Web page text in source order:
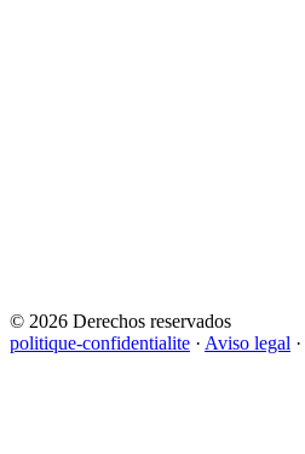
© 2026 Derechos reservados
politique-confidentialite · Aviso legal ·